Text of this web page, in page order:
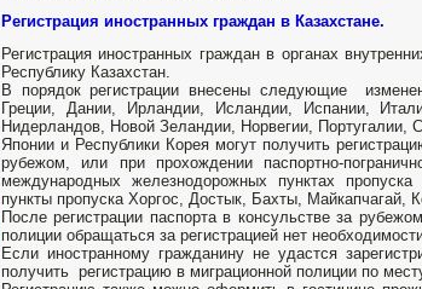
Регистрация иностранных граждан в Казахстане.
Регистрация иностранных граждан в органах
Республику Казахстан.
В порядок регистрации внесены следующие
Греции, Дании, Ирландии, Исландии, Испании,
Нидерландов, Новой Зеландии, Норвегии,
Японии и Республики Корея могут получить
рубежом, или при прохождении паспортно-
международных железнодорожных пунктах
пункты пропуска Хоргос, Достык, Бахты, Майкапчагай,
После регистрации паспорта в консульстве за
полиции обращаться за регистрацией нет
Если иностранному гражданину не удастся
получить регистрацию в миграционной полиции по